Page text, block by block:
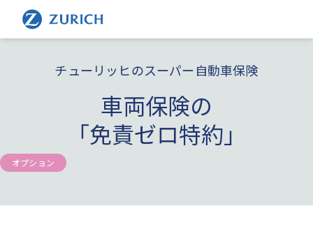
チューリッヒのスーパー自動車保険
車両保険の
「免責ゼロ特約」
オプション